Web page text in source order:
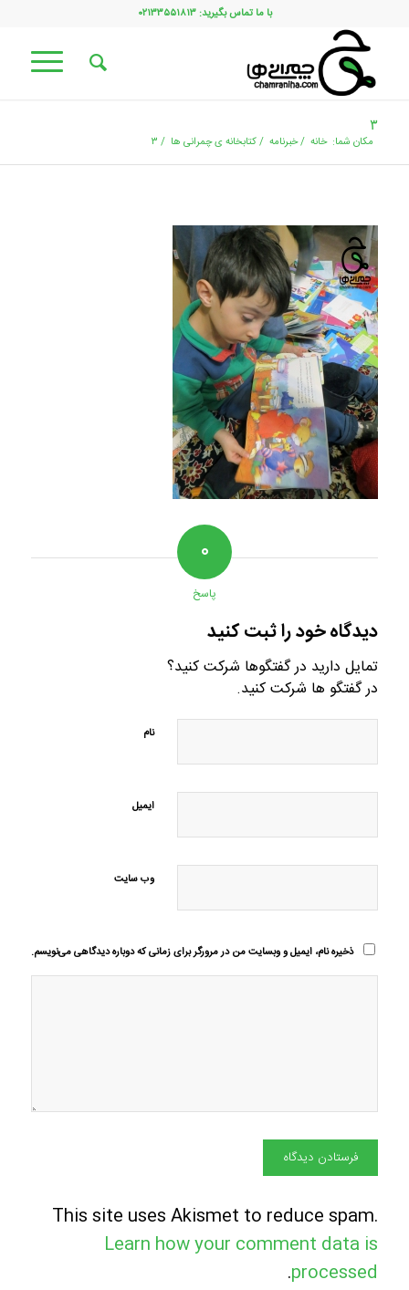
با ما تماس بگیرید: ۰۲۱۳۳۵۵۱۸۱۳
۳
مکان شما: خانه /خبرنامه /کتابخانه ی چمرانی ها / ۳
۰
پاسخ
دیدگاه خود را ثبت کنید
تمایل دارید در گفتگوها شرکت کنید؟
در گفتگو ها شرکت کنید.
نام
ایمیل
وب‌ سایت
ذخیره نام، ایمیل و وبسایت من در مرورگر برای زمانی که دوباره دیدگاهی می‌نویسم.
This site uses Akismet to reduce spam.
Learn how your comment data is
processed
.